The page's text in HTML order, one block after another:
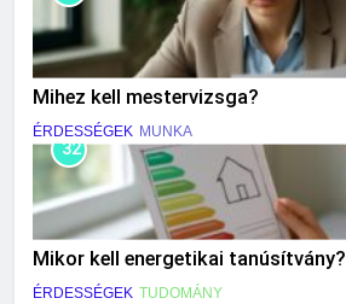
Mihez kell mestervizsga?
ÉRDESSÉGEK MUNKA
32
Mikor kell energetikai tanúsítvány?
ÉRDESSÉGEK TUDOMÁNY